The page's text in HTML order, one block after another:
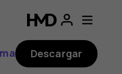
Descargar